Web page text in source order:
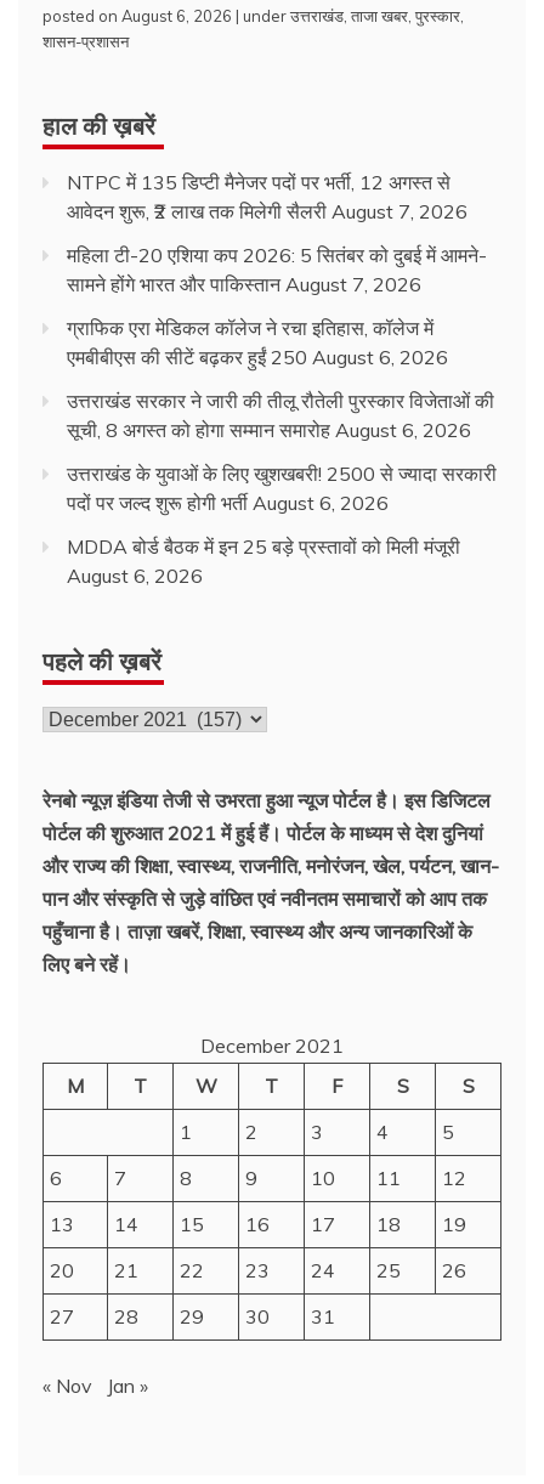
posted on August 6, 2026 | underउत्तराखंड ताजा खबर पुरस्कार
शासन-प्रशासन
हाल की ख़बरें
NTPC में 135 डिप्टी मैनेजर पदों पर भर्ती, 12 अगस्त से
आवेदन शुरू, ₹2 लाख तक मिलेगी सैलरी August 7, 2026
महिला टी-20 एशिया कप 2026: 5 सितंबर को दुबई में आमने-
सामने होंगे भारत और पाकिस्तान August 7, 2026
ग्राफिक एरा मेडिकल कॉलेज ने रचा इतिहास, कॉलेज में
एमबीबीएस की सीटें बढ़कर हुईं 250 August 6, 2026
उत्तराखंड सरकार ने जारी की तीलू रौतेली पुरस्कार विजेताओं की
सूची, 8 अगस्त को होगा सम्मान समारोह August 6, 2026
उत्तराखंड के युवाओं के लिए खुशखबरी! 2500 से ज्यादा सरकारी
पदों पर जल्द शुरू होगी भर्ती August 6, 2026
MDDA बोर्ड बैठक में इन 25 बड़े प्रस्तावों को मिली मंजूरी
August 6, 2026
पहले की ख़बरें
पहले
रेनबो न्यूज़ इंडिया तेजी से उभरता हुआ न्‍यूज पोर्टल है। इस डिजिटल
पोर्टल की शुरुआत 2021 में हुई हैं। पोर्टल के माध्यम से देश दुनियां
और राज्य की शिक्षा, स्वास्थ्य, राजनीति, मनोरंजन, खेल, पर्यटन, खान-
पान और संस्कृति से जुड़े वांछित एवं नवीनतम समाचारों को आप तक
पहुँचाना है। ताज़ा खबरें, शिक्षा, स्वास्थ्य और अन्य जानकारिओं के
लिए बने रहें।
December 2021
M
T W T F S
S
1
2 3 4
5
6
7 8 9 10 11
12
13
14 15 16 17 18
19
20
21 22 23 24 25
26
27
28 29 30 31
« Nov Jan »